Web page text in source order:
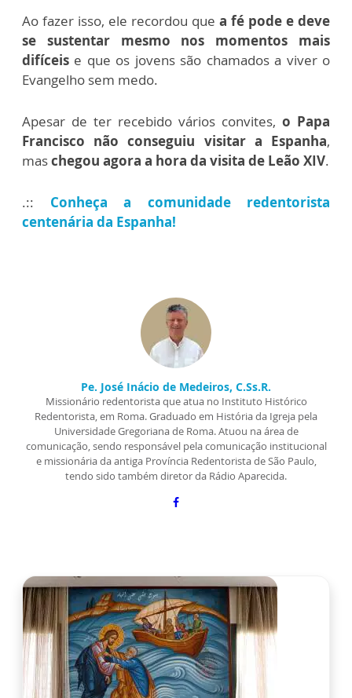
Ao fazer isso, ele recordou que a fé pode e deve
se sustentar mesmo nos momentos mais
difíceis e que os jovens são chamados a viver o
Evangelho sem medo.
Apesar de ter recebido vários convites, o Papa
Francisco não conseguiu visitar a Espanha,
maschegou agora a hora da visita de Leão XIV.
.:: Conheça a comunidade redentorista
centenária da Espanha!
Pe. José Inácio de Medeiros, C.Ss.R.
Missionário redentorista que atua no Instituto Histórico
Redentorista, em Roma. Graduado em História da Igreja pela
Universidade Gregoriana de Roma. Atuou na área de
comunicação, sendo responsável pela comunicação institucional
e missionária da antiga Província Redentorista de São Paulo,
tendo sido também diretor da Rádio Aparecida.